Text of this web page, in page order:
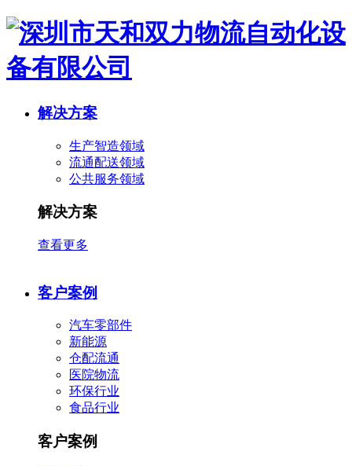
解决方案
生产智造领域
流通配送领域
公共服务领域
解决方案
查看更多
客户案例
汽车零部件
新能源
仓配流通
医院物流
环保行业
食品行业
客户案例